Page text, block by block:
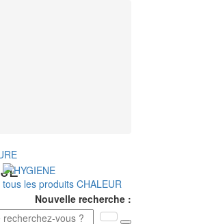
tous les produits CHALEUR
Nouvelle recherche :